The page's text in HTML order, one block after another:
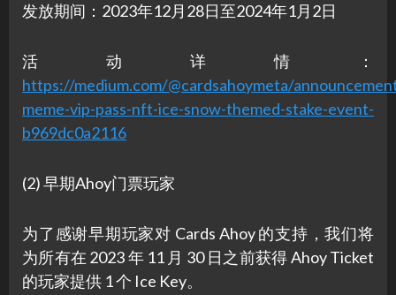
发放期间：2023年12月28日至2024年1月2日
活动详情：
https://medium.com/@cardsahoymeta/
meme-vip-pass-nft-ice-snow-themed-stake-event-
b969dc0a2116
(2) 早期Ahoy门票玩家
为了感谢早期玩家对 Cards Ahoy 的支持，我们将
为所有在 2023 年 11 月 30 日之前获得 Ahoy Ticket
的玩家提供 1 个 Ice Key。